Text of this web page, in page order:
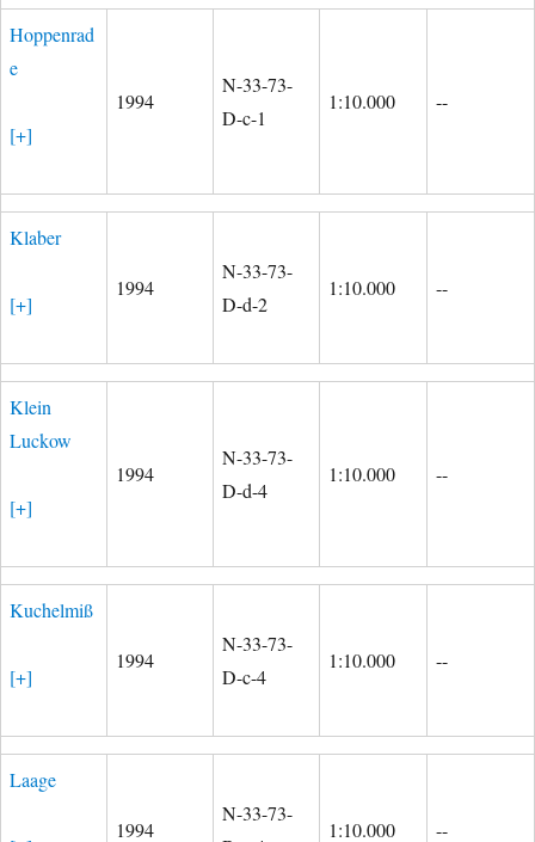
Hoppenrad
e
[+]
1994
N-33-73-
D-c-1
1:10.000 --
Klaber
[+]
1994
N-33-73-
D-d-2
1:10.000 --
Klein
Luckow
[+]
1994
N-33-73-
D-d-4
1:10.000 --
Kuchelmiß
[+]
1994
N-33-73-
D-c-4
1:10.000 --
Laage
1994
N-33-73-
1:10.000 --